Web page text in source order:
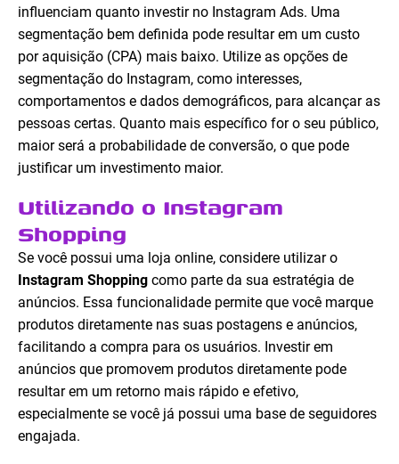
influenciam quanto investir no Instagram Ads. Uma
segmentação bem definida pode resultar em um custo
por aquisição (CPA) mais baixo. Utilize as opções de
segmentação do Instagram, como interesses,
comportamentos e dados demográficos, para alcançar as
pessoas certas. Quanto mais específico for o seu público,
maior será a probabilidade de conversão, o que pode
justificar um investimento maior.
Utilizando o Instagram
Shopping
Se você possui uma loja online, considere utilizar o
Instagram Shopping como parte da sua estratégia de
anúncios. Essa funcionalidade permite que você marque
produtos diretamente nas suas postagens e anúncios,
facilitando a compra para os usuários. Investir em
anúncios que promovem produtos diretamente pode
resultar em um retorno mais rápido e efetivo,
especialmente se você já possui uma base de seguidores
engajada.